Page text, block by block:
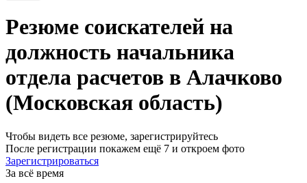
Резюме соискателей на
должность начальника
отдела расчетов в Алачково
(Московская область)
Чтобы видеть все резюме, зарегистрируйтесь
После регистрации покажем ещё 7 и откроем фото
Зарегистрироваться
За всё время